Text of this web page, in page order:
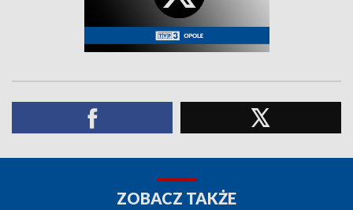
ZOBACZ TAKŻE